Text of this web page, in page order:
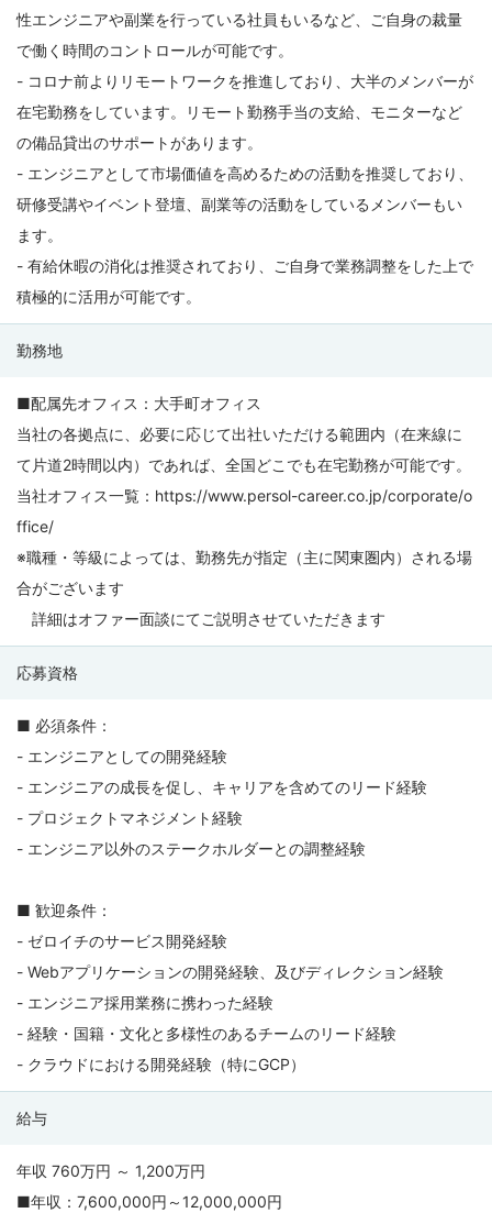
性エンジニアや副業を行っている社員もいるなど、ご自身の裁量
で働く時間のコントロールが可能です。
- コロナ前よりリモートワークを推進しており、大半のメンバーが
在宅勤務をしています。リモート勤務手当の支給、モニターなど
の備品貸出のサポートがあります。
- エンジニアとして市場価値を高めるための活動を推奨しており、
研修受講やイベント登壇、副業等の活動をしているメンバーもい
ます。
- 有給休暇の消化は推奨されており、ご自身で業務調整をした上で
積極的に活用が可能です。
勤務地
■配属先オフィス：大手町オフィス
当社の各拠点に、必要に応じて出社いただける範囲内（在来線に
て片道2時間以内）であれば、全国どこでも在宅勤務が可能です。
当社オフィス一覧：https://www.persol-career.co.jp/corporate/o
ffice/
※職種・等級によっては、勤務先が指定（主に関東圏内）される場
合がございます
詳細はオファー面談にてご説明させていただきます
応募資格
■ 必須条件：
- エンジニアとしての開発経験
- エンジニアの成長を促し、キャリアを含めてのリード経験
- プロジェクトマネジメント経験
- エンジニア以外のステークホルダーとの調整経験
■ 歓迎条件：
- ゼロイチのサービス開発経験
- Webアプリケーションの開発経験、及びディレクション経験
- エンジニア採用業務に携わった経験
- 経験・国籍・文化と多様性のあるチームのリード経験
- クラウドにおける開発経験（特にGCP）
給与
年収 760万円 ～ 1,200万円
■年収：7,600,000円～12,000,000円